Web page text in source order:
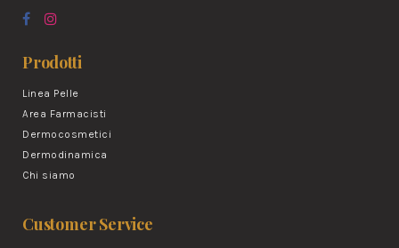
Prodotti
Linea Pelle
Area Farmacisti
Dermocosmetici
Dermodinamica
Chi siamo
Customer Service